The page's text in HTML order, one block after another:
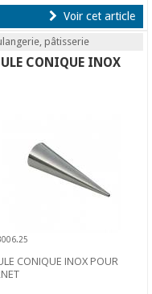
Voir cet article
pâtisserie
CONIQUE INOX
CONIQUE INOX POUR